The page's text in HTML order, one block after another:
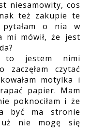
niesamowity, cos
też zakupie te
o nia w
mi mówił, że jest
to jestem nimi
zaczęłam czytać
motylka i
papier. Mam
poknociłam i że
być ma stronie
nie mogę się